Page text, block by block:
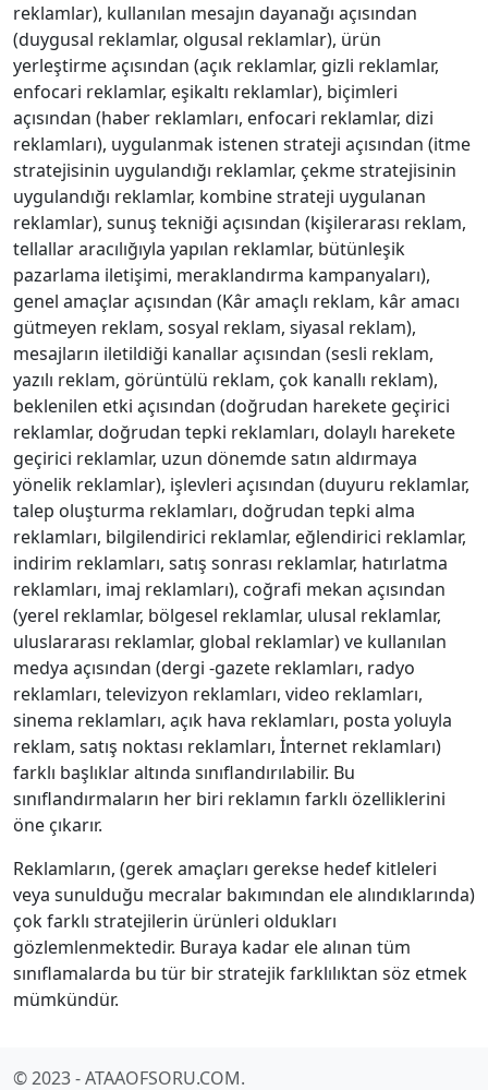
reklamlar), kullanılan mesajın dayanağı açısından
(duygusal reklamlar, olgusal reklamlar), ürün
yerleştirme açısından (açık reklamlar, gizli reklamlar,
enfocari reklamlar, eşikaltı reklamlar), biçimleri
açısından (haber reklamları, enfocari reklamlar, dizi
reklamları), uygulanmak istenen strateji açısından (itme
stratejisinin uygulandığı reklamlar, çekme stratejisinin
uygulandığı reklamlar, kombine strateji uygulanan
reklamlar), sunuş tekniği açısından (kişilerarası reklam,
tellallar aracılığıyla yapılan reklamlar, bütünleşik
pazarlama iletişimi, meraklandırma kampanyaları),
genel amaçlar açısından (Kâr amaçlı reklam, kâr amacı
gütmeyen reklam, sosyal reklam, siyasal reklam),
mesajların iletildiği kanallar açısından (sesli reklam,
yazılı reklam, görüntülü reklam, çok kanallı reklam),
beklenilen etki açısından (doğrudan harekete geçirici
reklamlar, doğrudan tepki reklamları, dolaylı harekete
geçirici reklamlar, uzun dönemde satın aldırmaya
yönelik reklamlar), işlevleri açısından (duyuru reklamlar,
talep oluşturma reklamları, doğrudan tepki alma
reklamları, bilgilendirici reklamlar, eğlendirici reklamlar,
indirim reklamları, satış sonrası reklamlar, hatırlatma
reklamları, imaj reklamları), coğrafi mekan açısından
(yerel reklamlar, bölgesel reklamlar, ulusal reklamlar,
uluslararası reklamlar, global reklamlar) ve kullanılan
medya açısından (dergi -gazete reklamları, radyo
reklamları, televizyon reklamları, video reklamları,
sinema reklamları, açık hava reklamları, posta yoluyla
reklam, satış noktası reklamları, İnternet reklamları)
farklı başlıklar altında sınıflandırılabilir. Bu
sınıflandırmaların her biri reklamın farklı özelliklerini
öne çıkarır.
Reklamların, (gerek amaçları gerekse hedef kitleleri
veya sunulduğu mecralar bakımından ele alındıklarında)
çok farklı stratejilerin ürünleri oldukları
gözlemlenmektedir. Buraya kadar ele alınan tüm
sınıflamalarda bu tür bir stratejik farklılıktan söz etmek
mümkündür.
© 2023 - ATAAOFSORU.COM.